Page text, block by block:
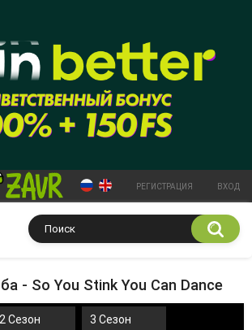
РЕГИСТРАЦИЯ ВХОД
- So You Stink You Can Dance
2 Сезон 3 Сезон